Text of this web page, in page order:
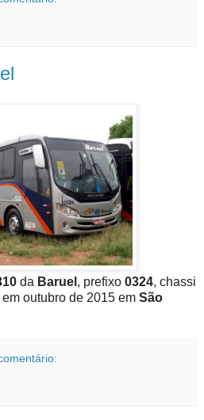
da Baruel , prefixo 0324, chassi
outubro de 2015 em São